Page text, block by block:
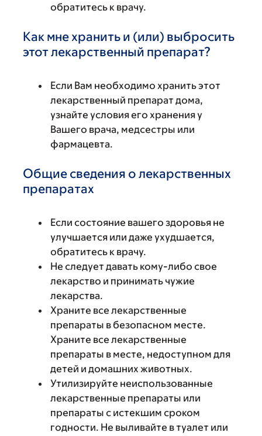
обратитесь к врачу.
Как мне хранить и (или) выбросить
этот лекарственный препарат?
Если Вам необходимо хранить этот
лекарственный препарат дома,
узнайте условия его хранения у
Вашего врача, медсестры или
фармацевта.
Общие сведения о лекарственных
препаратах
Если состояние вашего здоровья не
улучшается или даже ухудшается,
обратитесь к врачу.
Не следует давать кому-либо свое
лекарство и принимать чужие
лекарства.
Храните все лекарственные
препараты в безопасном месте.
Храните все лекарственные
препараты в месте, недоступном для
детей и домашних животных.
Утилизируйте неиспользованные
лекарственные препараты или
препараты с истекшим сроком
годности. Не выливайте в туалет или